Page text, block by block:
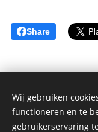
Share
sGulden is
Wij gebruiken
functioneren en te
gebruikerservaring